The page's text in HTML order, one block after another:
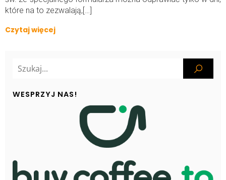
które na to zezwalają,[…]
Czytaj więcej
WESPRZYJ NAS!